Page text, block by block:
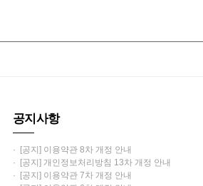
공지사항
· [공지] 이용약관 8차 개정 안내
· [공지] 개인정보처리방침 13차 개정 안내
· [공지] 이용약관 7차 개정 안내